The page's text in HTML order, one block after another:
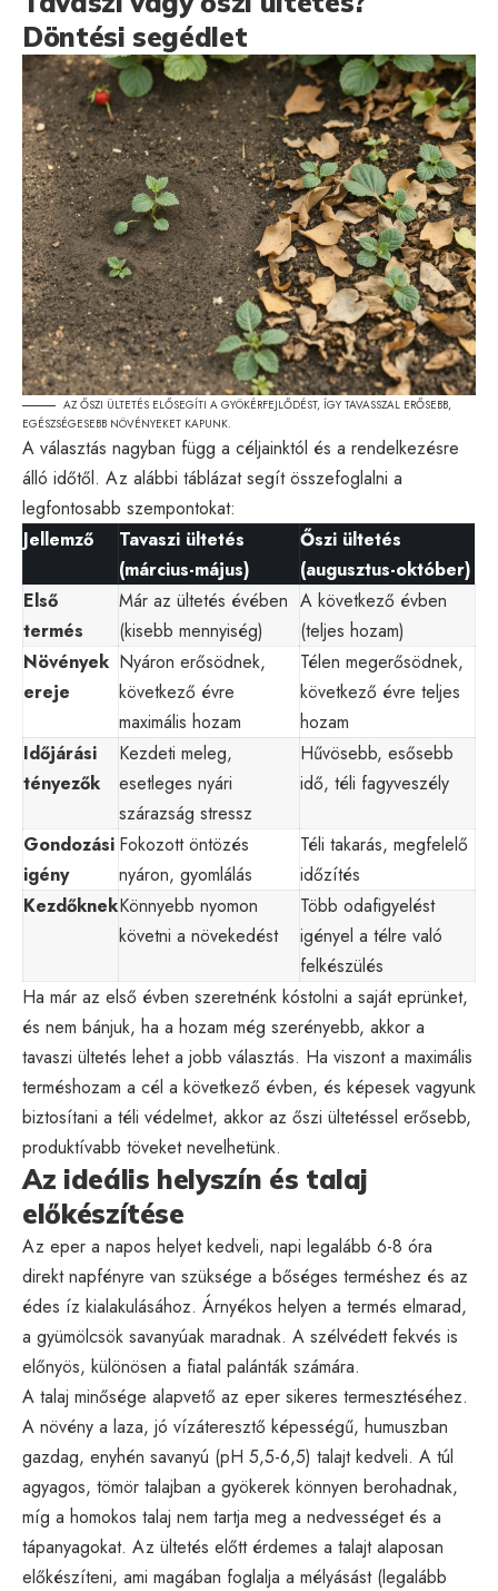
Döntési segédlet
AZ ŐSZI ÜLTETÉS ELŐSEGÍTI A GYÖKÉRFEJLŐDÉST, ÍGY TAVASSZAL ERŐSEBB,
EGÉSZSÉGESEBB NÖVÉNYEKET KAPUNK.
A választás nagyban függ a céljainktól és a rendelkezésre
álló időtől. Az alábbi táblázat segít összefoglalni a
legfontosabb szempontokat:
Jellemző
Tavaszi ültetés
(március-május)
Őszi ültetés
(augusztus-október)
Első
termés
Már az ültetés évében
(kisebb mennyiség)
A következő évben
(teljes hozam)
Növények
ereje
Nyáron erősödnek,
következő évre
maximális hozam
Télen megerősödnek,
következő évre teljes
hozam
Időjárási
tényezők
Kezdeti meleg,
esetleges nyári
szárazság stressz
Hűvösebb, esősebb
idő, téli fagyveszély
Gondozási
igény
Fokozott öntözés
nyáron, gyomlálás
Téli takarás, megfelelő
időzítés
KezdőknekKönnyebb nyomon
követni a növekedést
Több odafigyelést
igényel a télre való
felkészülés
Ha már az első évben szeretnénk kóstolni a saját eprünket,
és nem bánjuk, ha a hozam még szerényebb, akkor a
tavaszi ültetés lehet a jobb választás. Ha viszont a maximális
terméshozam a cél a következő évben, és képesek vagyunk
biztosítani a téli védelmet, akkor az őszi ültetéssel erősebb,
produktívabb töveket nevelhetünk.
Az ideális helyszín és talaj
előkészítése
Az eper a napos helyet kedveli, napi legalább 6-8 óra
direkt napfényre van szüksége a bőséges terméshez és az
édes íz kialakulásához. Árnyékos helyen a termés elmarad,
a gyümölcsök savanyúak maradnak. A szélvédett fekvés is
előnyös, különösen a fiatal palánták számára.
A talaj minősége alapvető az eper sikeres termesztéséhez.
A növény a laza, jó vízáteresztő képességű, humuszban
gazdag, enyhén savanyú (pH 5,5-6,5) talajt kedveli. A túl
agyagos, tömör talajban a gyökerek könnyen berohadnak,
míg a homokos talaj nem tartja meg a nedvességet és a
tápanyagokat. Az ültetés előtt érdemes a talajt alaposan
előkészíteni, ami magában foglalja a mélyásást (legalább